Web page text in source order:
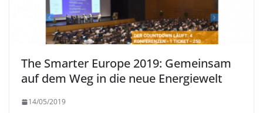
The Smarter Europe 2019: Gemeinsam
auf dem Weg in die neue Energiewelt
14/05/2019